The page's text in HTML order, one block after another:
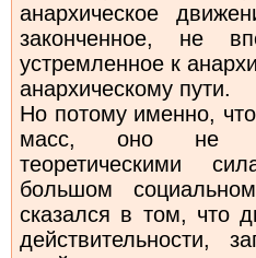
анархическое
законченное, не
устремленное к
анар­хическому пути.
Но потому именно,
масс, оно не
теоретическими
большом
сказался в том, что
действитель­ности,